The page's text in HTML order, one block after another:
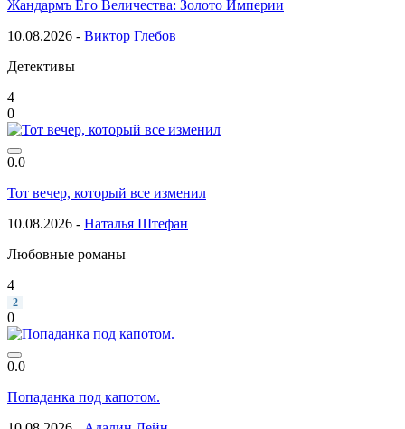
Жандармъ Его Величества: Золото Империи
10.08.2026 - Виктор Глебов
Детективы
4
0
0.0
Тот вечер, который все изменил
10.08.2026 - Наталья Штефан
Любовные романы
4
2
0
0.0
Попаданка под капотом.